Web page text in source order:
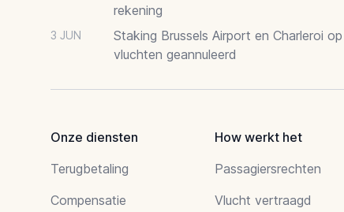
rekening
3 JUN
Staking Brussels Airport en Charleroi
vluchten geannuleerd
Onze diensten
Terugbetaling
Compensatie
How werkt het
Passagiersrechten
Vlucht vertraagd